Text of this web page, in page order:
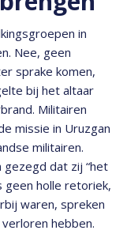
in
Nee, geen
sprake komen,
bij het altaar
Militairen
missie in Uruzgan
militairen.
dat zij “het
geen holle retoriek,
waren, spreken
hebben.